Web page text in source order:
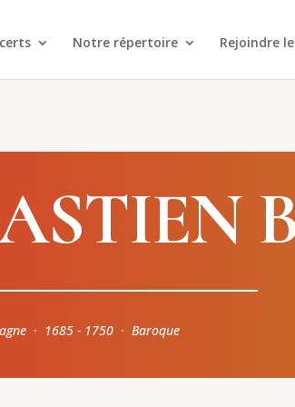
Notre répertoire Rejoindre
· 1685 - 1750 · Baroque